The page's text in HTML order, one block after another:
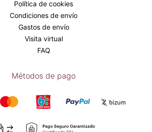
Política de cookies
Condiciones de envío
Gastos de envío
Visita virtual
FAQ
Métodos de pago